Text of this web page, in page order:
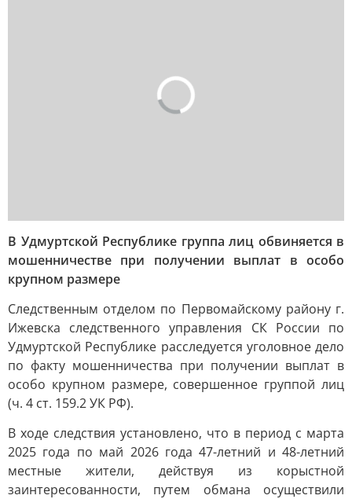
В Удмуртской Республике группа лиц обвиняется в
мошенничестве при получении выплат в особо
крупном размере
Следственным отделом по Первомайскому району г.
Ижевска следственного управления СК России по
Удмуртской Республике расследуется уголовное дело
по факту мошенничества при получении выплат в
особо крупном размере, совершенное группой лиц
(ч. 4 ст. 159.2 УК РФ).
В ходе следствия установлено, что в период с марта
2025 года по май 2026 года 47-летний и 48-летний
местные жители, действуя из корыстной
заинтересованности, путем обмана осуществили